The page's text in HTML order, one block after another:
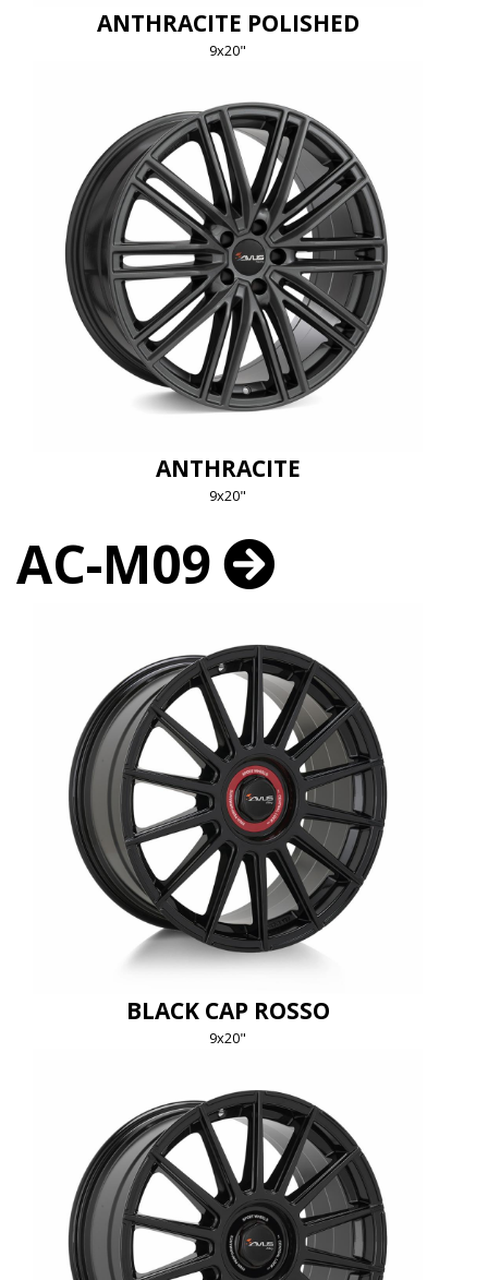
ANTHRACITE POLISHED
9x20"
ANTHRACITE
9x20"
AC-M09
BLACK CAP ROSSO
9x20"